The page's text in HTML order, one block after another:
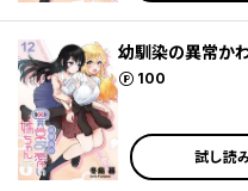
幼馴染の異常か
100
ポイント
試し読